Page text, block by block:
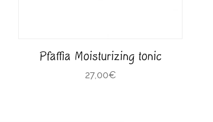
Pfaffia Moisturizing tonic
27,00€